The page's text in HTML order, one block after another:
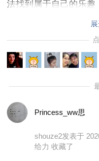
法找到属于自己的乐趣
只是咨询没有报名的
这篇帖子，就分玩乐&
来写吧。我们卸载了抖
No. 1 玩乐&互动篇
-- 如果家里有工具，可
养他对事物的好奇心
-- 乐高，带着小朋友
Princess_ww思
shouze2发表于
给力 收藏了